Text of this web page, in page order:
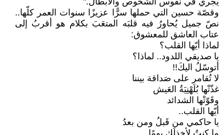
وقصّة حسين التي حملها سرًّا عزيزًا سنوات العمر كلّها..
نصّ جميل يُحاورُ فيه قلبَه المتعَبَ بكلام هو أقربُ إلى
عتاب العاشق للمعشوق:
لماذا أيّها القلب؟
يا صديقي اللدود.. لماذا؟
أتوسّلُ اليكَ!!
لا تُقامر على صَداقة بيننا
غذّتْها بُلَهْنِيَةُ العَيش
وقَوّتْها الشدائد
أيّها القلب..
يا حاكمي من قَبلُ ومن بعدُ